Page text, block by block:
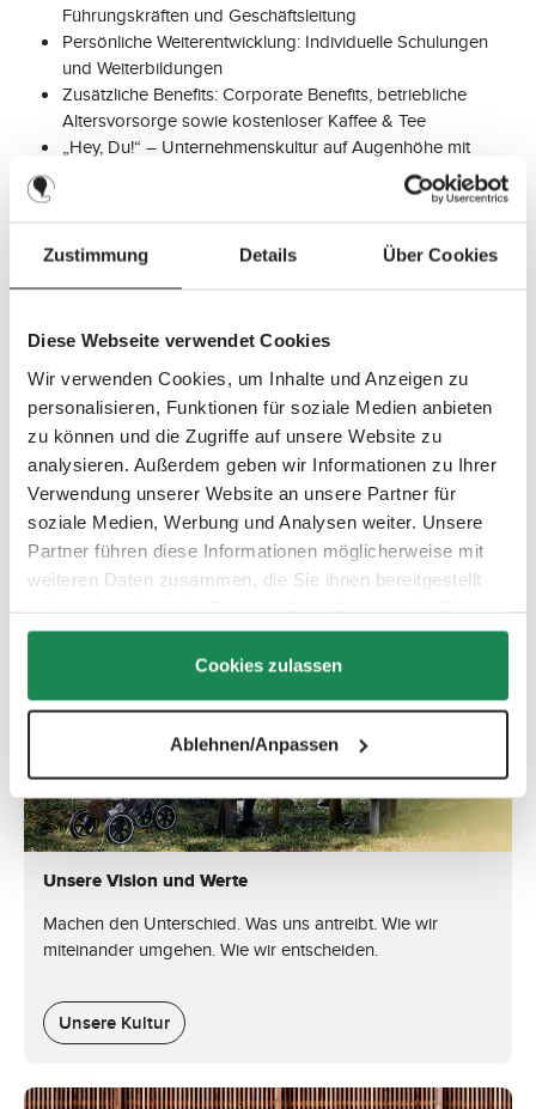
Zustimmung Details Über Cookies
Diese Webseite verwendet Cookies
Wir verwenden Cookies, um Inhalte und Anzeigen zu
personalisieren, Funktionen für soziale Medien anbieten
zu können und die Zugriffe auf unsere Website zu
analysieren. Außerdem geben wir Informationen zu Ihrer
Verwendung unserer Website an unsere Partner für
soziale Medien, Werbung und Analysen weiter. Unsere
Partner führen diese Informationen möglicherweise mit
weiteren Daten zusammen, die Sie ihnen bereitgestellt
gesammelt haben.
Cookies zulassen
Ablehnen/Anpassen
Führungskräften und Geschäftsleitung
Persönliche Weiterentwicklung: Individuelle Schulungen
und Weiterbildungen
Zusätzliche Benefits: Corporate Benefits, betriebliche
Altersvorsorge sowie kostenloser Kaffee & Tee
„Hey, Du!“ – Unternehmenskultur auf Augenhöhe mit
Wir freuen uns auf Deine aussagekräftige Bewerbung unter
frühestmöglichen Eintrittstermins über unser
Jetzt bewerben
Unsere Vision und Werte
Machen den Unterschied. Was uns antreibt. Wie wir
miteinander umgehen. Wie wir entscheiden.
Unsere Kultur